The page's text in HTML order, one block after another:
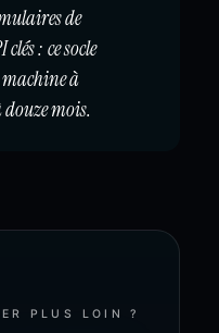
de
: ce socle
à
mois.
PLUS LOIN ?